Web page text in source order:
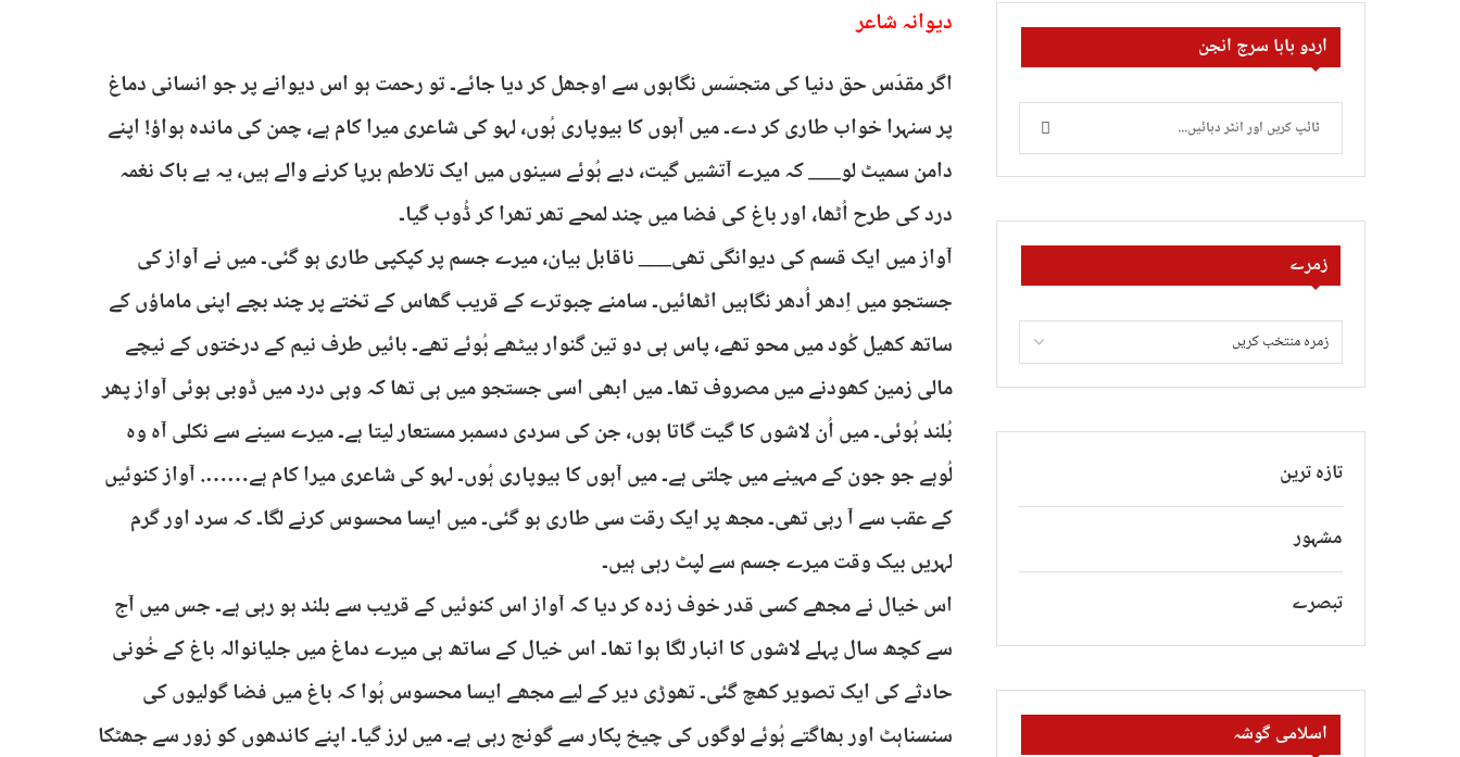
دیوانہ شاعر
اگر مقدّس حق دنیا کی متجسّس نگاہوں سے اوجھل کر دیا جائے۔ تو رحمت ہو اس دیوانے پر جو انسانی دماغ
پر سنہرا خواب طاری کر دے۔ میں آہوں کا بیوپاری ہُوں، لہو کی شاعری میرا کام ہے، چمن کی ماندہ ہواؤ! اپنے
دامن سمیٹ لو___ کہ میرے آتشیں گیت، دبے ہُوئے سینوں میں ایک تلاطم برپا کرنے والے ہیں، یہ بے باک نغمہ
درد کی طرح اُٹھا، اور باغ کی فضا میں چند لمحے تھر تھرا کر ڈُوب گیا۔
آواز میں ایک قسم کی دیوانگی تھی___ ناقابل بیان، میرے جسم پر کپکپی طاری ہو گئی۔ میں نے آواز کی
جستجو میں اِدھر اُدھر نگاہیں اٹھائیں۔ سامنے چبوترے کے قریب گھاس کے تختے پر چند بچے اپنی ماماؤں کے
ساتھ کھیل کُود میں محو تھے، پاس ہی دو تین گنوار بیٹھے ہُوئے تھے۔ بائیں طرف نیم کے درختوں کے نیچے
مالی زمین کھودنے میں مصروف تھا۔ میں ابھی اسی جستجو میں ہی تھا کہ وہی درد میں ڈوبی ہوئی آواز پھر
بُلند ہُوئی۔ میں اُن لاشوں کا گیت گاتا ہوں، جن کی سردی دسمبر مستعار لیتا ہے۔ میرے سینے سے نکلی آہ وہ
لُوہے جو جون کے مہینے میں چلتی ہے۔ میں آہوں کا بیوپاری ہُوں۔ لہو کی شاعری میرا کام ہے……. آواز کنوئیں
کے عقب سے آ رہی تھی۔ مجھ پر ایک رقت سی طاری ہو گئی۔ میں ایسا محسوس کرنے لگا۔ کہ سرد اور گرم
لہریں بیک وقت میرے جسم سے لپٹ رہی ہیں۔
اس خیال نے مجھے کسی قدر خوف زدہ کر دیا کہ آواز اس کنوئیں کے قریب سے بلند ہو رہی ہے۔ جس میں آج
سے کچھ سال پہلے لاشوں کا انبار لگا ہوا تھا۔ اس خیال کے ساتھ ہی میرے دماغ میں جلیانوالہ باغ کے خُونی
حادثے کی ایک تصویر کھچ گئی۔ تھوڑی دیر کے لیے مجھے ایسا محسوس ہُوا کہ باغ میں فضا گولیوں کی
سنسناہٹ اور بھاگتے ہُوئے لوگوں کی چیخ پکار سے گونج رہی ہے۔ میں لرز گیا۔ اپنے کاندھوں کو زور سے جھٹکا
اردو بابا سرچ انجن
زمرے
تازہ ترین
مشہور
تبصرے
اسلامی گوشہ